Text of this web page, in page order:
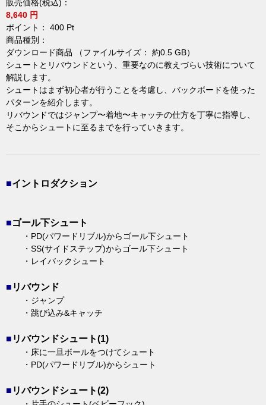
販売価格(税込)：
8,640 円
ポイント： 400 Pt
商品種別：
ダウンロード商品 （ファイルサイズ： 約0.5 GB）
シュートとリバウンドという、重要なのに教えづらい技術について
解説します。
シュートはまず初心者が行うことを考慮し、バックボードを使った
パターンを紹介します。
リバウンドではジャンプ〜着地〜キャッチの仕方を丁寧に指導し、
そこからシュートに至るまでを行っていきます。
■イントロダクション
■ゴール下シュート
・PD(パワードリブル)からゴール下シュート
・SS(サイドステップ)からゴール下シュート
・レイバックシュート
■ リバウンド
・ジャンプ
・跳び込み&キャッチ
■ リバウンドシュート(1)
・床に一旦ボールをつけてシュート
・PD(パワードリブル)からシュート
■ リバウンドシュート(2)